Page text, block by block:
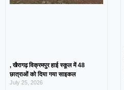
, खैरागढ़ विक्रमपुर हाई स्कूल में 48
छात्राओं को दिया गया साइकल
July 25, 2026